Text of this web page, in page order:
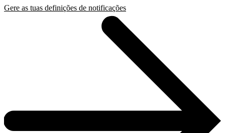
Gere as tuas definições de notificações